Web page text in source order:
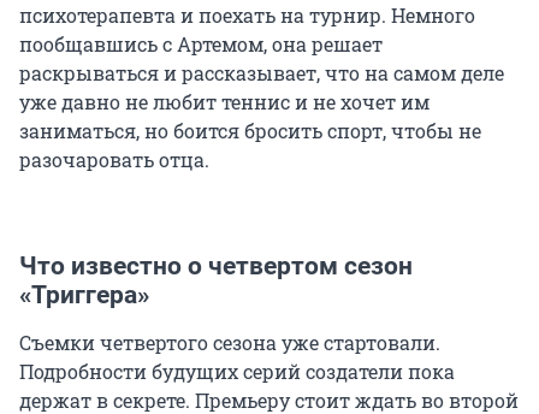
психотерапевта и поехать на турнир. Немного
пообщавшись с Артемом, она решает
раскрываться и рассказывает, что на самом деле
уже давно не любит теннис и не хочет им
заниматься, но боится бросить спорт, чтобы не
разочаровать отца.
Что известно о четвертом сезон
«Триггера»
Съемки четвертого сезона уже стартовали.
Подробности будущих серий создатели пока
держат в секрете. Премьеру стоит ждать во второй